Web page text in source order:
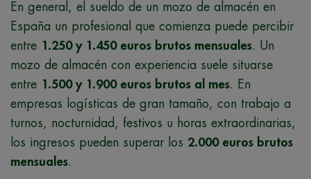
En general, el sueldo de un mozo de almacén en
España un profesional que comienza puede percibir
entre 1.250 y 1.450 euros brutos mensuales. Un
mozo de almacén con experiencia suele situarse
entre 1.500 y 1.900 euros brutos al mes. En
empresas logísticas de gran tamaño, con trabajo a
turnos, nocturnidad, festivos u horas extraordinarias,
los ingresos pueden superar los 2.000 euros brutos
mensuales.